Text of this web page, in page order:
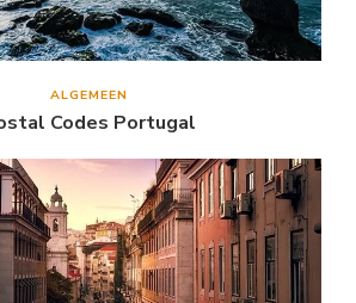
ALGEMEEN
Codes Portugal